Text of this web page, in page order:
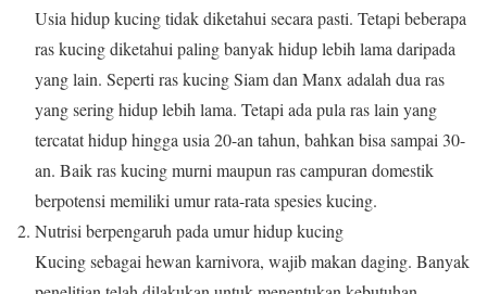
Usia hidup kucing tidak diketahui secara pasti. Tetapi beberapa
ras kucing diketahui paling banyak hidup lebih lama daripada
yang lain. Seperti ras kucing Siam dan Manx adalah dua ras
yang sering hidup lebih lama. Tetapi ada pula ras lain yang
tercatat hidup hingga usia 20-an tahun, bahkan bisa sampai 30-
an. Baik ras kucing murni maupun ras campuran domestik
berpotensi memiliki umur rata-rata spesies kucing.
Nutrisi berpengaruh pada umur hidup kucing
Kucing sebagai hewan karnivora, wajib makan daging. Banyak